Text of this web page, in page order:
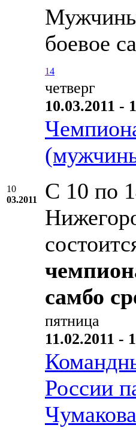
боевое
14
10
03.2011
четверг
10.03.2011 -
С 10 по
самбо
пятница
11.02.2011 -
России